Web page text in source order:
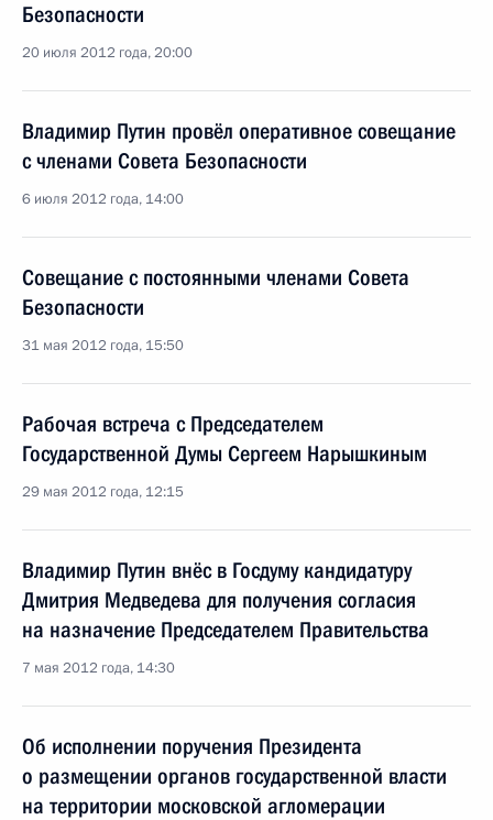
Безопасности
20 июля 2012 года, 20:00
Владимир Путин провёл оперативное совещание
с членами Совета Безопасности
6 июля 2012 года, 14:00
Совещание с постоянными членами Совета
Безопасности
31 мая 2012 года, 15:50
Рабочая встреча с Председателем
Государственной Думы Сергеем Нарышкиным
29 мая 2012 года, 12:15
Владимир Путин внёс в Госдуму кандидатуру
Дмитрия Медведева для получения согласия
на назначение Председателем Правительства
7 мая 2012 года, 14:30
Об исполнении поручения Президента
о размещении органов государственной власти
на территории московской агломерации